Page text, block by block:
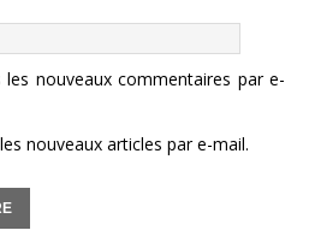
nouveaux commentaires par e-
nouveaux articles par e-mail.